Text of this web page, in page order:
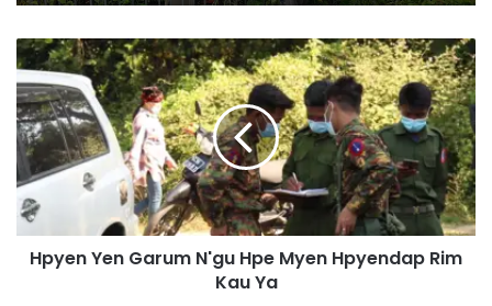
H
p
y
e
n
Y
e
n
G
Hpyen Yen Garum N'gu Hpe Myen Hpyendap Rim
Kau Ya